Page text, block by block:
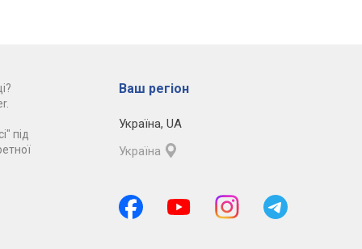
під
Ваш регіон
Україна, UA
Україна